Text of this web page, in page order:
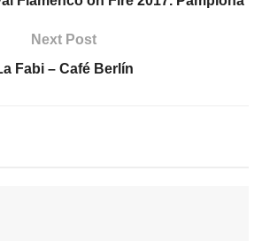
Next Post
Fabi – Café Berlín